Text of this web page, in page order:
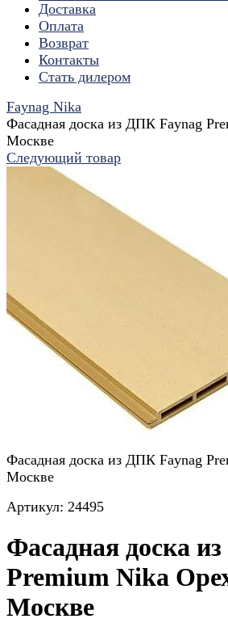
Доставка
Оплата
Возврат
Контакты
Стать дилером
Faynag Nika
Фасадная доска из ДПК Faynag
Москве
Следующий товар
Фасадная доска из ДПК Faynag
Москве
Артикул: 24495
Фасадная доска
Premium Nika
Москве